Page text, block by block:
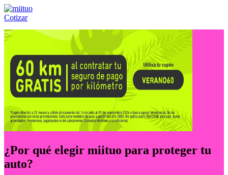
Cotizar
Llámanos al:(55) 84-21-05-00 ó
¿Por qué elegir miituo para proteger tu
auto?